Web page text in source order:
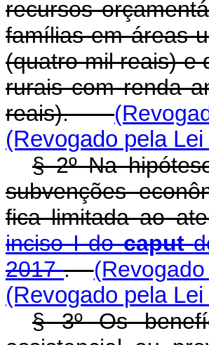
recursos
famílias em áreas
(quatro mil reais) e
rurais com renda
reais).
(Revogado pela
§ 2º Na
subvenções
fica limitada ao
inciso I docaput
2017.
(Revogado pela
§ 3º Os